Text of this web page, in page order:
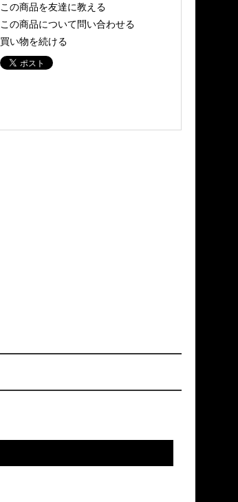
この商品を友達に教える
この商品について問い合わせる
買い物を続ける